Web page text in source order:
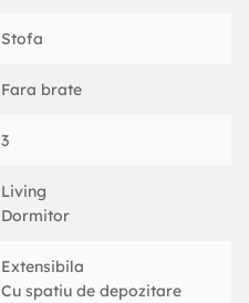
Stofa
Fara brate
3
Living
Dormitor
Extensibila
Cu spatiu de depozitare